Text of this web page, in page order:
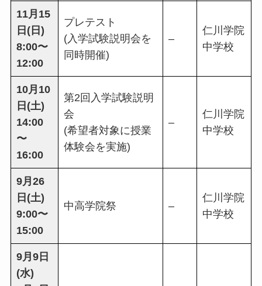
11月15
日(日)
8:00〜
12:00
プレテスト
(入学試験説明会を
同時開催)
–
仁川学院
中学校
10月10
日(土)
14:00
〜
16:00
第2回入学試験説明
会
(希望者対象に授業
体験会を実施)
–
仁川学院
中学校
9月26
日(土)
9:00〜
15:00
中高学院祭 –
仁川学院
中学校
9月9日
(水)